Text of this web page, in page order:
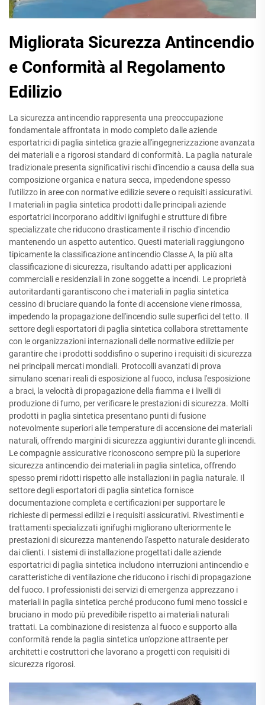
Migliorata Sicurezza Antincendio
e Conformità al Regolamento
Edilizio
La sicurezza antincendio rappresenta una preoccupazione
fondamentale affrontata in modo completo dalle aziende
esportatrici di paglia sintetica grazie all'ingegnerizzazione avanzata
dei materiali e a rigorosi standard di conformità. La paglia naturale
tradizionale presenta significativi rischi d'incendio a causa della sua
composizione organica e natura secca, impedendone spesso
l'utilizzo in aree con normative edilizie severe o requisiti assicurativi.
I materiali in paglia sintetica prodotti dalle principali aziende
esportatrici incorporano additivi ignifughi e strutture di fibre
specializzate che riducono drasticamente il rischio d'incendio
mantenendo un aspetto autentico. Questi materiali raggiungono
tipicamente la classificazione antincendio Classe A, la più alta
classificazione di sicurezza, risultando adatti per applicazioni
commerciali e residenziali in zone soggette a incendi. Le proprietà
autoritardanti garantiscono che i materiali in paglia sintetica
cessino di bruciare quando la fonte di accensione viene rimossa,
impedendo la propagazione dell'incendio sulle superfici del tetto. Il
settore degli esportatori di paglia sintetica collabora strettamente
con le organizzazioni internazionali delle normative edilizie per
garantire che i prodotti soddisfino o superino i requisiti di sicurezza
nei principali mercati mondiali. Protocolli avanzati di prova
simulano scenari reali di esposizione al fuoco, inclusa l'esposizione
a braci, la velocità di propagazione della fiamma e i livelli di
produzione di fumo, per verificare le prestazioni di sicurezza. Molti
prodotti in paglia sintetica presentano punti di fusione
notevolmente superiori alle temperature di accensione dei materiali
naturali, offrendo margini di sicurezza aggiuntivi durante gli incendi.
Le compagnie assicurative riconoscono sempre più la superiore
sicurezza antincendio dei materiali in paglia sintetica, offrendo
spesso premi ridotti rispetto alle installazioni in paglia naturale. Il
settore degli esportatori di paglia sintetica fornisce
documentazione completa e certificazioni per supportare le
richieste di permessi edilizi e i requisiti assicurativi. Rivestimenti e
trattamenti specializzati ignifughi migliorano ulteriormente le
prestazioni di sicurezza mantenendo l'aspetto naturale desiderato
dai clienti. I sistemi di installazione progettati dalle aziende
esportatrici di paglia sintetica includono interruzioni antincendio e
caratteristiche di ventilazione che riducono i rischi di propagazione
del fuoco. I professionisti dei servizi di emergenza apprezzano i
materiali in paglia sintetica perché producono fumi meno tossici e
bruciano in modo più prevedibile rispetto ai materiali naturali
trattati. La combinazione di resistenza al fuoco e supporto alla
conformità rende la paglia sintetica un'opzione attraente per
architetti e costruttori che lavorano a progetti con requisiti di
sicurezza rigorosi.